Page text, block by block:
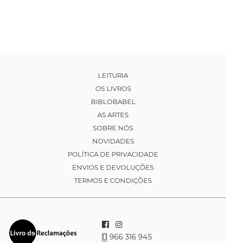
LEITURIA
OS LIVROS
BIBLOBABEL
AS ARTES
SOBRE NÓS
NOVIDADES
POLÍTICA DE PRIVACIDADE
ENVIOS E DEVOLUÇÕES
TERMOS E CONDIÇÕES
966 316 945